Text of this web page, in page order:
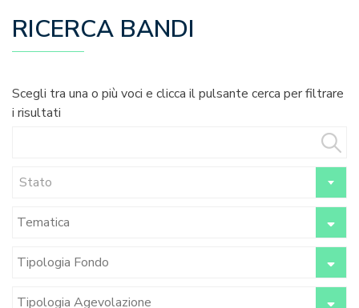
RICERCA BANDI
Scegli tra una o più voci e clicca il pulsante cerca per filtrare
i risultati
Stato